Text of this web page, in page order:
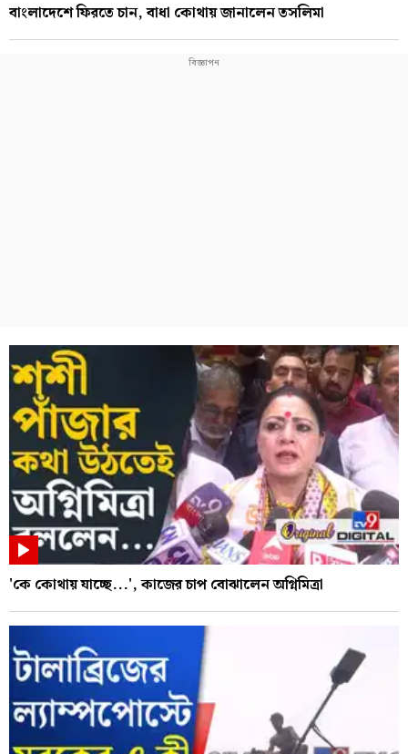
বাংলাদেশে ফিরতে চান, বাধা কোথায় জানালেন তসলিমা
'কে কোথায় যাচ্ছে...', কাজের চাপ বোঝালেন অগ্নিমিত্রা